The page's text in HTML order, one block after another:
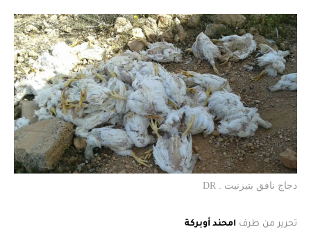
دجاج نافق بتيزنيت . DR
تحرير من طرف امحند أوبركة